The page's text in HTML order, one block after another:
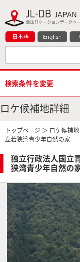
日本語 English
検索条件を変更
ロケ候補地詳細
トップページ ＞ ロケ候補
立若狭湾青少年自然の家
独立行政法人国立
狭湾青少年自然の